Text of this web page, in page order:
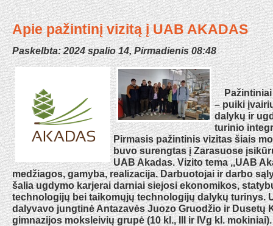
Apie pažintinį vizitą į UAB AKADAS
Paskelbta: 2024 spalio 14, Pirmadienis 08:48
Pažintiniai
– puiki
dalykų ir
turinio
Pirmasis pažintinis vizitas šiais
buvo surengtas į Zarasuose
UAB Akadas. Vizito tema ,,UAB
medžiagos, gamyba, realizacija. Darbuotojai ir darbo
šalia ugdymo karjerai darniai siejosi ekonomikos,
technologijų bei taikomųjų technologijų dalykų turinys.
dalyvavo jungtinė Antazavės Juozo Gruodžio ir Dusetų
gimnazijos moksleivių grupė (10 kl., III ir IVg kl. mokiniai).